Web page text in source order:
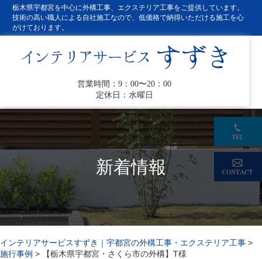
栃木県宇都宮を中心に外構工事、エクステリア工事をご提供しています。
技術の高い職人による自社施工なので、低価格で納得いただける施工を心
がけております。
営業時間：9：00〜20：00
定休日：水曜日
新着情報
インテリアサービスすずき｜宇都宮の外構工事・エクステリア工事 >
施行事例 > 【栃木県宇都宮・さくら市の外構】T様